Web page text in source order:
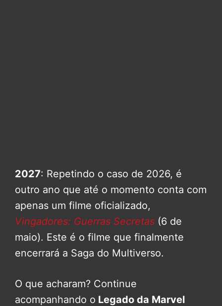
2027: Repetindo o caso de 2026, é
outro ano que até o momento conta com
apenas um filme oficializado,
Vingadores: Guerras Secretas (6 de
maio). Este é o filme que finalmente
encerrará a Saga do Multiverso.
O que acharam? Continue
acompanhando o Legado da Marvel